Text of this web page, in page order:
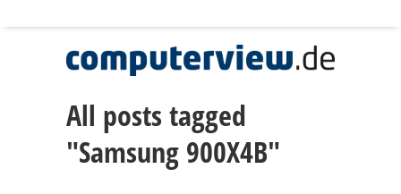
All posts tagged
"Samsung 900X4B"